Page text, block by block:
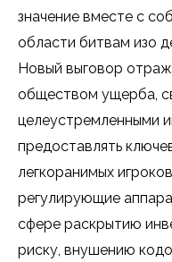
значение вместе с
области битвам изо
Новый выговор
обществом ущерба,
целеустремленными
предоставлять
легкоранимых
регулирующие
сфере раскрытию
риску, внушению